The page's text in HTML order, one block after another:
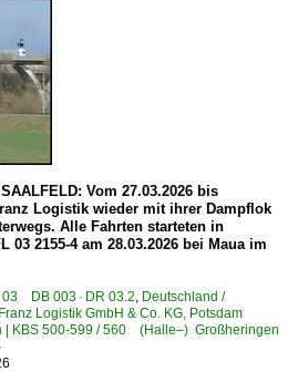
| 91 80
AC· Private
AC1/2·
·Traxx AC3· IC
64 F·
64 F· Werbeloks
Vom 27.03.2026 bis
Logistik wieder mit ihrer Dampflok
Alle Fahrten starteten in
03 2155-4 am 28.03.2026 bei Maua im
03 DB 003 · DR 03.2, Deutschland /
Logistik GmbH & Co. KG, Potsdam
| KBS 500-599 / 560 (Halle–) Großheringen